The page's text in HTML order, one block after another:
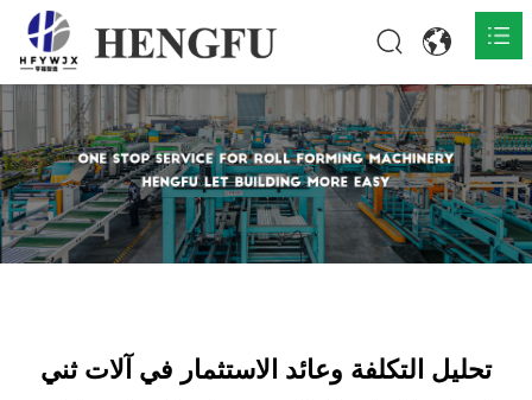
المنزل
المنتجات 
حول 
تحليل التكلفة وعائد الاستثمار في آلات ثني